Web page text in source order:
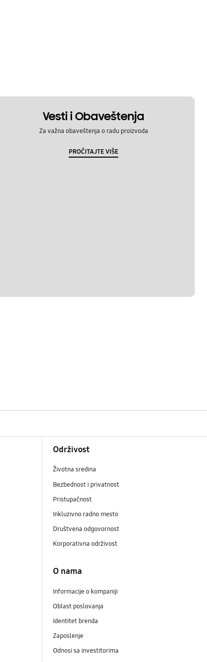
Vesti i Obaveštenja
Za važna obaveštenja o radu proizvoda
PROČITAJTE VIŠE
Održivost
Životna sredina
Bezbednost i privatnost
Pristupačnost
Inkluzivno radno mesto
Društvena odgovornost
Korporativna održivost
O nama
Informacije o kompaniji
Oblast poslovanja
Identitet brenda
Zaposlenje
Odnosi sa investitorima